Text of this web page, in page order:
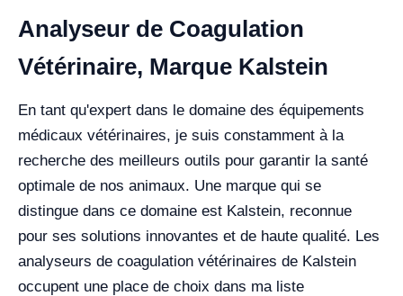
Analyseur de Coagulation
Vétérinaire, Marque Kalstein
En tant qu'expert dans le domaine des équipements
médicaux vétérinaires, je suis constamment à la
recherche des meilleurs outils pour garantir la santé
optimale de nos animaux. Une marque qui se
distingue dans ce domaine est Kalstein, reconnue
pour ses solutions innovantes et de haute qualité. Les
analyseurs de coagulation vétérinaires de Kalstein
occupent une place de choix dans ma liste